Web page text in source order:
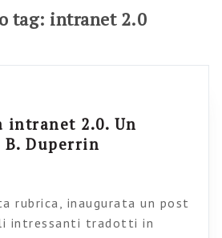
tag: intranet 2.0
intranet 2.0. Un
Duperrin
rubrica, inaugurata un post
intressanti tradotti in